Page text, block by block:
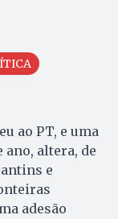
ao PT, e uma
altera, de
e
adesão